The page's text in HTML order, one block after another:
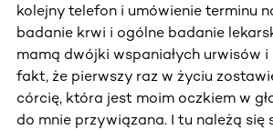
kolejny telefon i umówienie terminu
badanie krwi i ogólne badanie
mamą dwójki wspaniałych urwisów i
fakt, że pierwszy raz w życiu
córcię, która jest moim oczkiem w
do mnie przywiązana. I tu należą się